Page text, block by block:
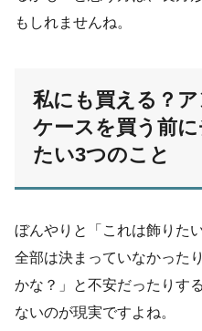
もしれませんね。
私にも買える？
ケースを買う前
たい3つのこと
ぼんやりと「これは飾りた
全部は決まっていなかった
かな？」と不安だったりす
ないのが現実ですよね。